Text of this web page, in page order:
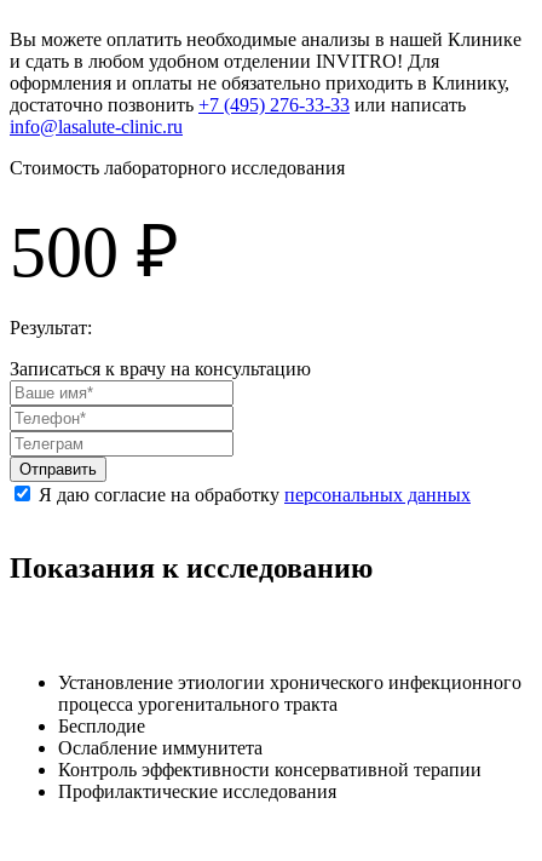
Вы можете оплатить необходимые анализы в нашей Клинике
и сдать в любом удобном отделении INVITRO! Для
оформления и оплаты не обязательно приходить в Клинику,
достаточно позвонить +7 (495) 276-33-33 или написать
info@lasalute-clinic.ru
Стоимость лабораторного исследования
500 ₽
Результат:
Записаться к врачу на консультацию
Отправить
Я даю согласие на обработку персональных данных
Показания к исследованию
Установление этиологии хронического инфекционного
процесса урогенитального тракта
Бесплодие
Ослабление иммунитета
Контроль эффективности консервативной терапии
Профилактические исследования